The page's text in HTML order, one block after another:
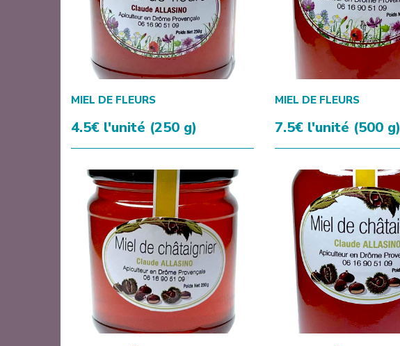
MIEL DE FLEURS
4.5€ l'unité (250 g)
MIEL DE FLEURS
7.5€ l'unité (500 g)